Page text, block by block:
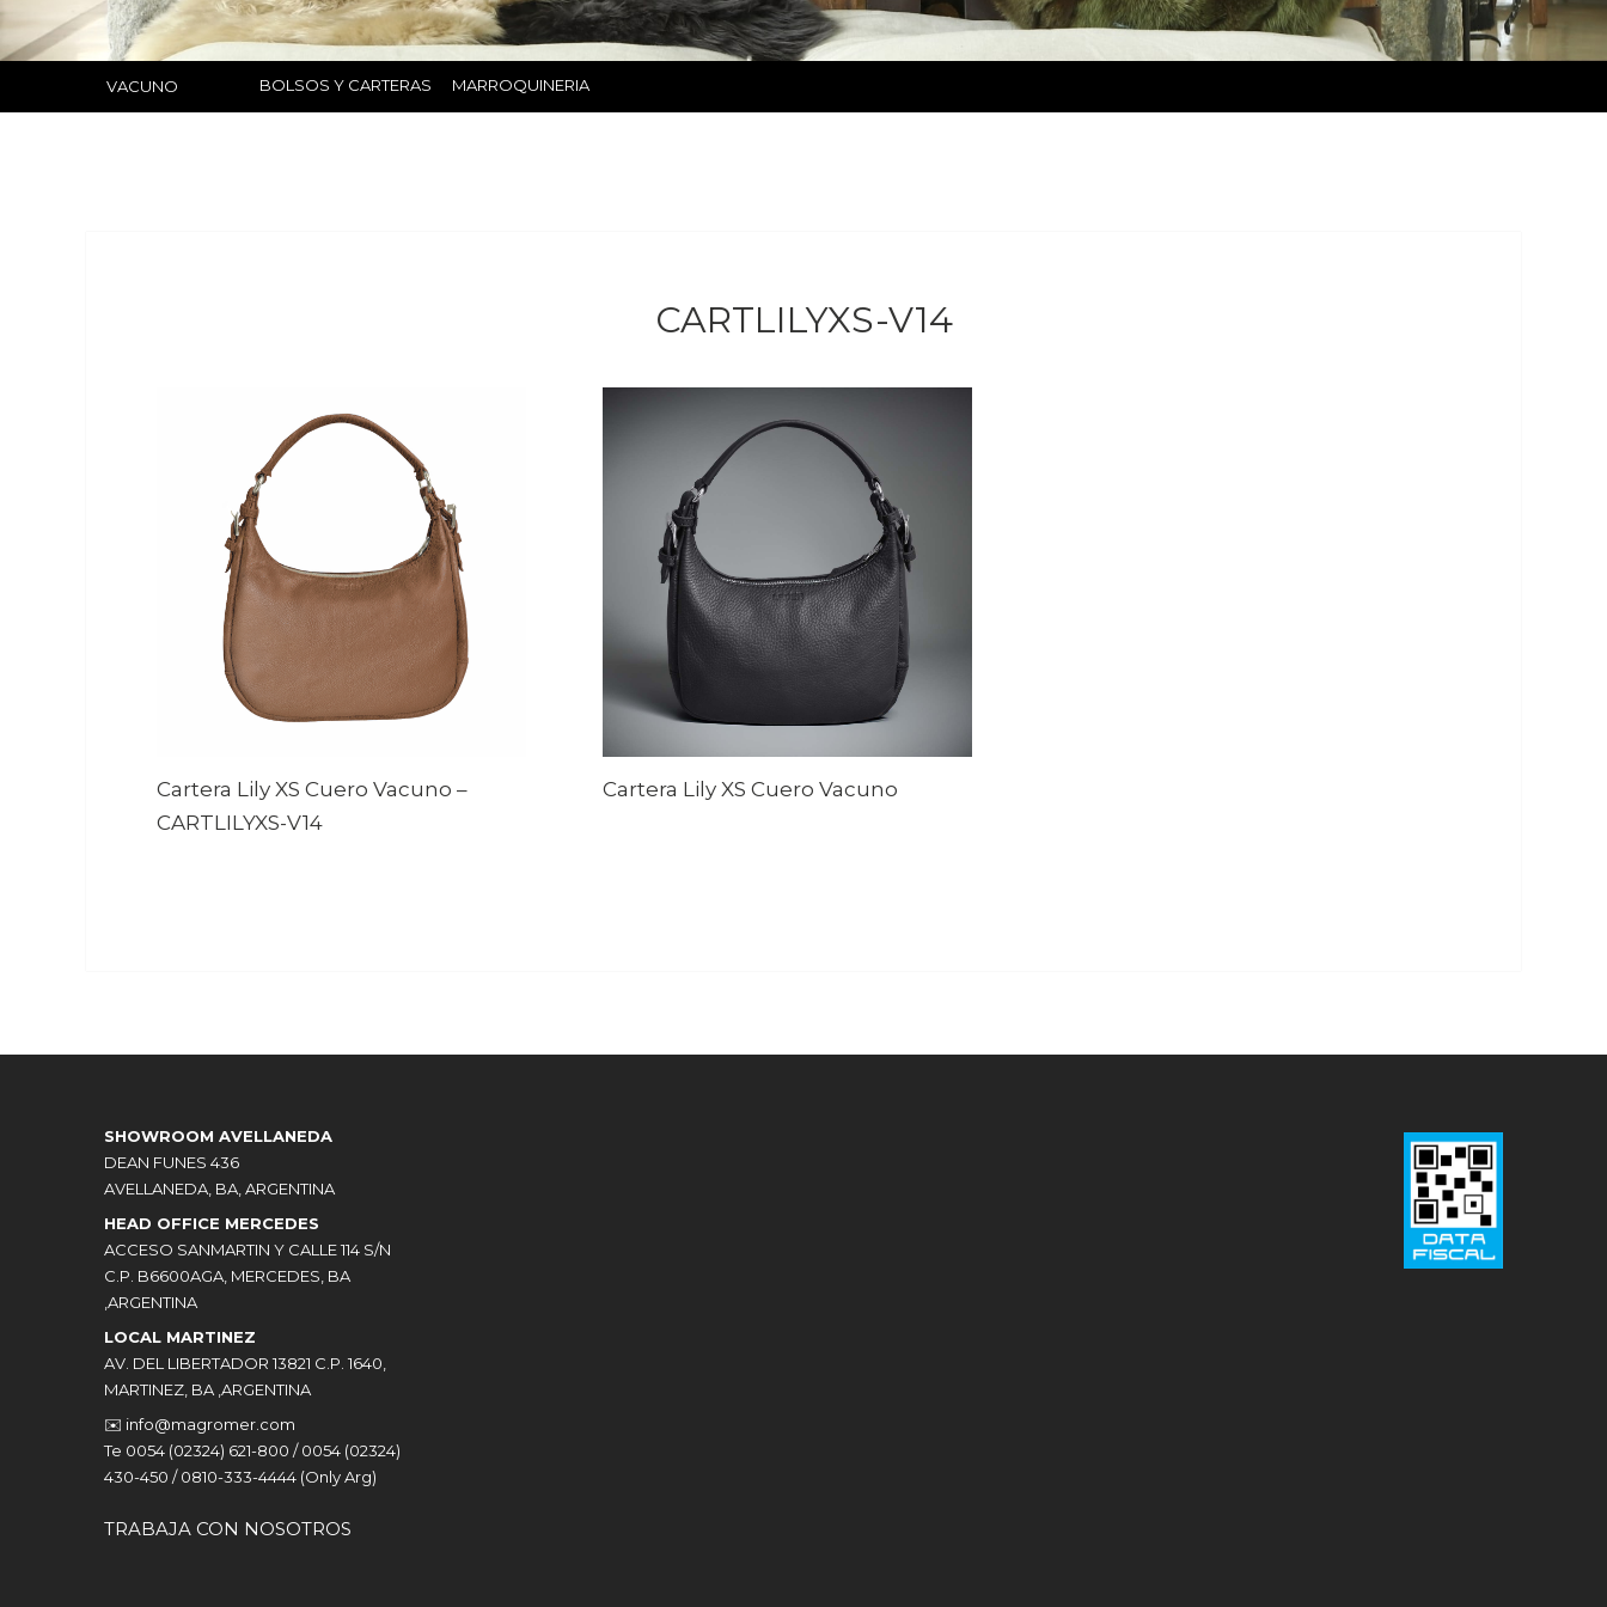
VACUNO BOLSOS Y CARTERAS MARROQUINERIA
CARTLILYXS-V14
Cartera Lily XS Cuero Vacuno –
CARTLILYXS-V14
Cartera Lily XS Cuero Vacuno
SHOWROOM AVELLANEDA
DEAN FUNES 436
AVELLANEDA, BA, ARGENTINA
HEAD OFFICE MERCEDES
ACCESO SANMARTIN Y CALLE 114 S/N
C.P. B6600AGA, MERCEDES, BA
,ARGENTINA
LOCAL MARTINEZ
AV. DEL LIBERTADOR 13821 C.P. 1640,
MARTINEZ, BA ,ARGENTINA
✉️ info@magromer.com
Te 0054 (02324) 621-800 / 0054 (02324)
430-450 / 0810-333-4444 (Only Arg)
TRABAJA CON NOSOTROS